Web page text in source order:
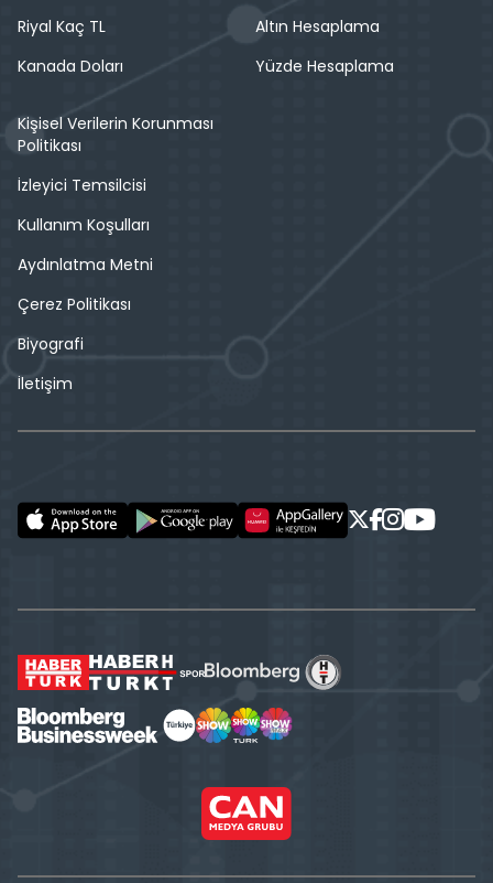
Riyal Kaç TL
Kanada Doları
Altın Hesaplama
Yüzde Hesaplama
Kişisel Verilerin Korunması
Politikası
İzleyici Temsilcisi
Kullanım Koşulları
Aydınlatma Metni
Çerez Politikası
Biyografi
İletişim